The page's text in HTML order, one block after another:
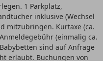
1 Parkplatz,
inklusive (Wechsel
mitzubringen. Kurtaxe (ca.
(einmalig ca.
sind auf Anfrage
erlaubt. Buchungen von